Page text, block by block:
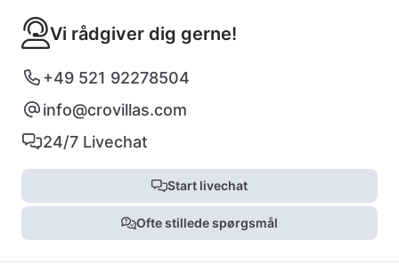
Vi rådgiver dig gerne!
+49 521 92278504
info@crovillas.com
24/7 Livechat
Start livechat
Ofte stillede spørgsmål